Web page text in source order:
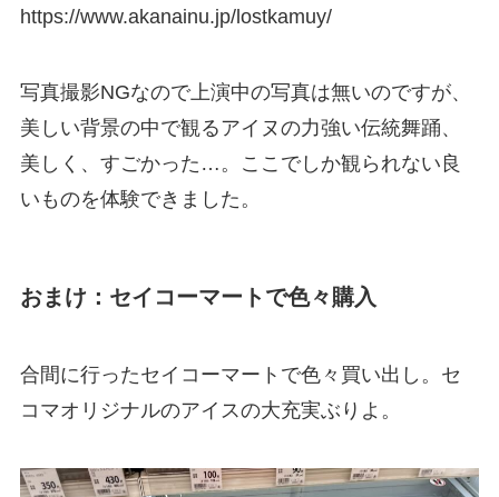
https://www.akanainu.jp/lostkamuy/
写真撮影NGなので上演中の写真は無いのですが、
美しい背景の中で観るアイヌの力強い伝統舞踊、
美しく、すごかった…。ここでしか観られない良
いものを体験できました。
おまけ：セイコーマートで色々購入
合間に行ったセイコーマートで色々買い出し。セ
コマオリジナルのアイスの大充実ぶりよ。